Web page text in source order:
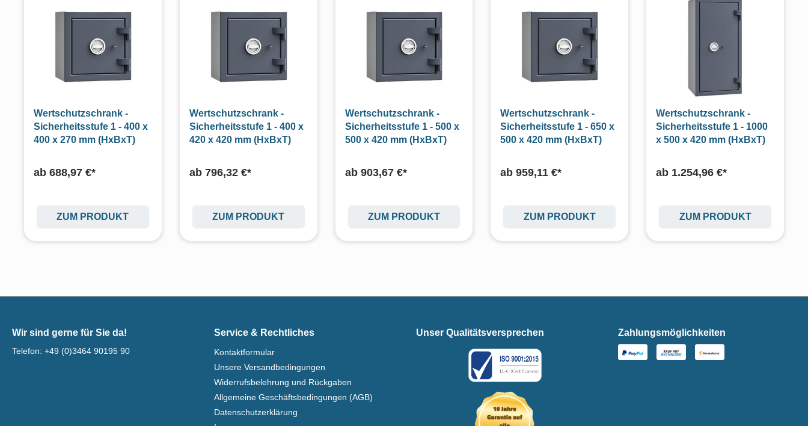
Wertschutzschrank -
Sicherheitsstufe 1 - 400 x
400 x 270 mm (HxBxT)
ab 688,97 €*
ZUM PRODUKT
Wertschutzschrank -
Sicherheitsstufe 1 - 400 x
420 x 420 mm (HxBxT)
ab 796,32 €*
ZUM PRODUKT
Wertschutzschrank -
Sicherheitsstufe 1 - 500 x
500 x 420 mm (HxBxT)
ab 903,67 €*
ZUM PRODUKT
Wertschutzschrank -
Sicherheitsstufe 1 - 650 x
500 x 420 mm (HxBxT)
ab959,11 €*
ZUM PRODUKT
Wertschutzschrank -
Sicherheitsstufe 1 - 1000
x 500 x 420 mm (HxBxT)
ab 1.254,96 €*
ZUM PRODUKT
Wir sind gerne für Sie da!
Telefon: +49 (0)3464 90195 90
Service & Rechtliches
Kontaktformular
Unsere Versandbedingungen
Widerrufsbelehrung und Rückgaben
Allgemeine Geschäftsbedingungen (AGB)
Datenschutzerklärung
Unser Qualitätsversprechen Zahlungsmöglichkeiten